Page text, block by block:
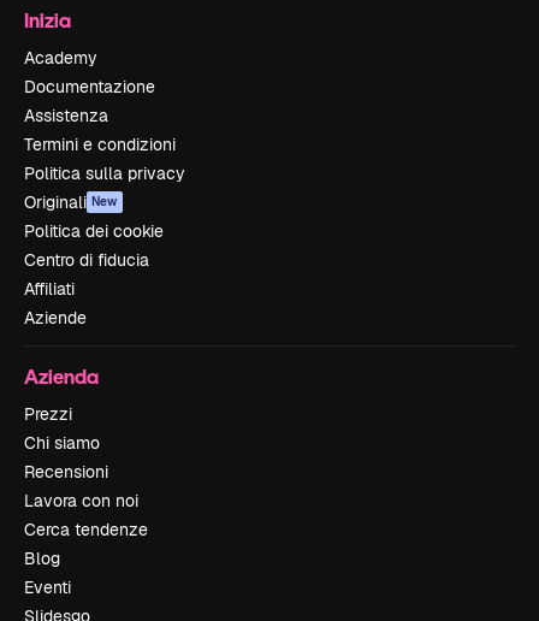
Inizia
Academy
Documentazione
Assistenza
Termini e condizioni
Politica sulla privacy
Originali New
Politica dei cookie
Centro di fiducia
Affiliati
Aziende
Azienda
Prezzi
Chi siamo
Recensioni
Lavora con noi
Cerca tendenze
Blog
Eventi
Slidesgo